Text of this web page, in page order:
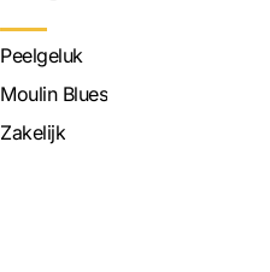
Peelgeluk
Moulin Blues
Zakelijk